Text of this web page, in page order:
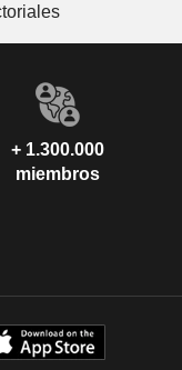
+ 1.300.000
miembros